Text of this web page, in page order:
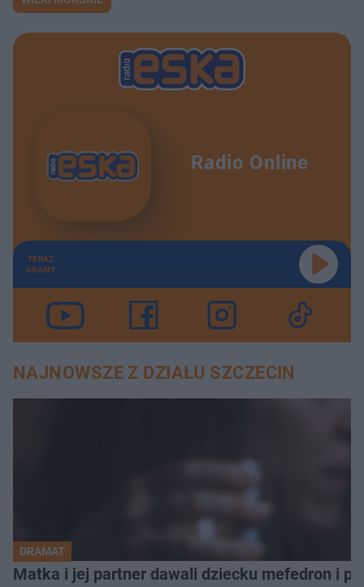
Radio Online
TERAZ
GRAMY
NAJNOWSZE Z DZIAŁU SZCZECIN
DRAMAT
Matka i jej partner dawali dziecku mefedron i